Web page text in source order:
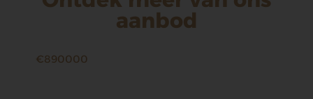
aanbod
€890000